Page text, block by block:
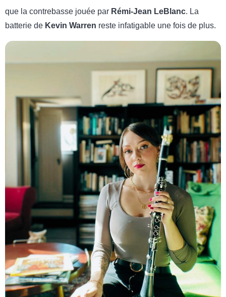
que la contrebasse jouée par Rémi-Jean LeBlanc. La
batterie de Kevin Warren reste infatigable une fois de plus.